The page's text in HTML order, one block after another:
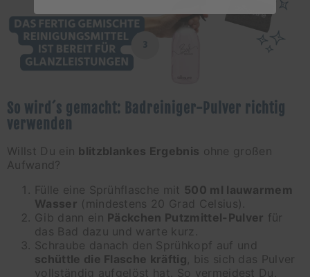
So wird´s gemacht: Badreiniger-Pulver richtig
verwenden
Willst Du ein blitzblankes Ergebnis ohne großen
Aufwand?
Fülle eine Sprühflasche mit 500 ml lauwarmem
Wasser (mindestens 20 Grad Celsius).
Gib dann ein Päckchen Putzmittel-Pulver für
das Bad dazu und warte kurz.
Schraube danach den Sprühkopf auf und
schüttle die Flasche kräftig , bis sich das Pulver
vollständig aufgelöst hat. So vermeidest Du,